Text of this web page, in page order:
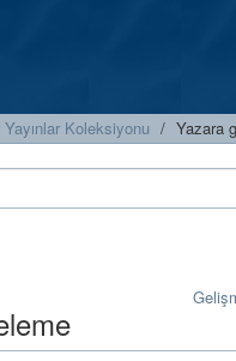
Yayınlar Koleksiyonu Yazara